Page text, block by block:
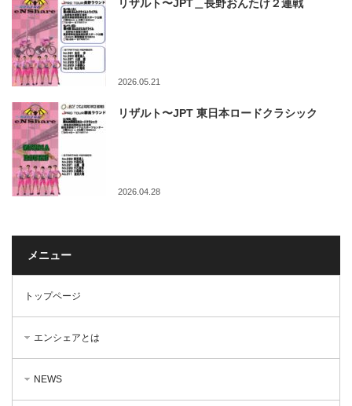
リザルト〜JPT＿長野おんたけ２連戦
2026.05.21
リザルト〜JPT 東日本ロードクラシック
2026.04.28
メニュー
トップページ
エンシェアとは
NEWS